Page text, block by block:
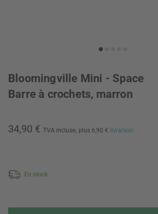
Bloomingville Mini - Space
Barre à crochets, marron
34,90 € TVA incluse, plus 6,90 € livraison
En stock